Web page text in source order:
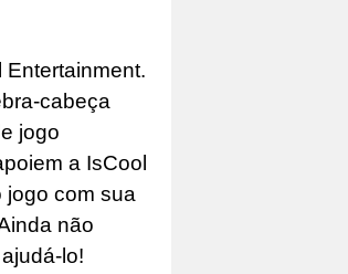
cabeça
jogo
a IsCool
jogo com sua
não
lo!